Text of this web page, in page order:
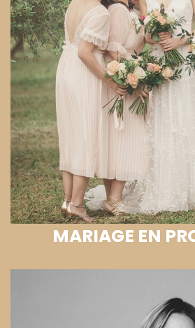
MARIAGE EN